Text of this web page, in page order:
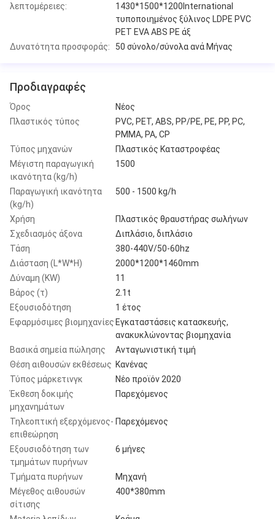
λεπτομέρειες:
1430*1500*1200International
τυποποιημένος ξύλινος LDPE PVC
PET EVA ABS PE άξ
Δυνατότητα προσφοράς:
50 σύνολο/σύνολα ανά Μήνας
Προδιαγραφές
Όρος
Νέος
Πλαστικός τύπος
PVC, PET, ABS, PP/PE, PE, PP, PC,
PMMA, PA, CP
Τύπος μηχανών
Πλαστικός Καταστροφέας
Μέγιστη παραγωγική
ικανότητα (kg/h)
1500
Παραγωγική ικανότητα
(kg/h)
500 - 1500 kg/h
Χρήση
Πλαστικός θραυστήρας σωλήνων
Σχεδιασμός άξονα
Διπλάσιο, διπλάσιο
Τάση
380-440V/50-60hz
Διάσταση (L*W*H)
2000*1200*1460mm
Δύναμη (KW)
11
Βάρος (τ)
2.1t
Εξουσιοδότηση
1 έτος
Εφαρμόσιμες βιομηχανίες Εγκαταστάσεις κατασκευής,
ανακυκλώνοντας βιομηχανία
Βασικά σημεία πώλησης
Ανταγωνιστική τιμή
Θέση αιθουσών εκθέσεως Κανένας
Τύπος μάρκετινγκ
Νέο προϊόν 2020
Έκθεση δοκιμής
μηχανημάτων
Παρεχόμενος
Τηλεοπτική εξερχόμενος-
επιθεώρηση
Παρεχόμενος
Εξουσιοδότηση των
τμημάτων πυρήνων
6 μήνες
Τμήματα πυρήνων
Μηχανή
Μέγεθος αιθουσών
σίτισης
400*380mm